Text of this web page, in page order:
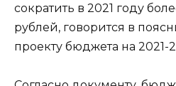
сократить в 2021 году
рублей, говорится в
проекту бюджета на 2021-